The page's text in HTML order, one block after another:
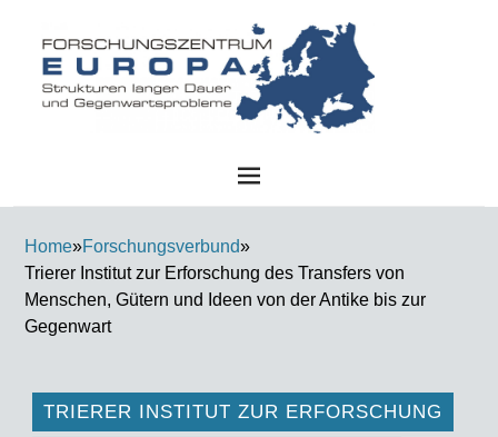
Home»Forschungsverbund»
Trierer Institut zur Erforschung des Transfers von
Menschen, Gütern und Ideen von der Antike bis zur
Gegenwart
TRIERER INSTITUT ZUR ERFORSCHUNG